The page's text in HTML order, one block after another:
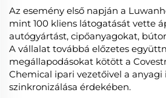
Az esemény első napján a
mint 100 kliens látogatását vette
autógyártást, cipőanyagokat,
A vállalat továbbá előzetes
megállapodásokat kötött a
Chemical ipari vezetőivel a anyagi
szinkronizálása érdekében.